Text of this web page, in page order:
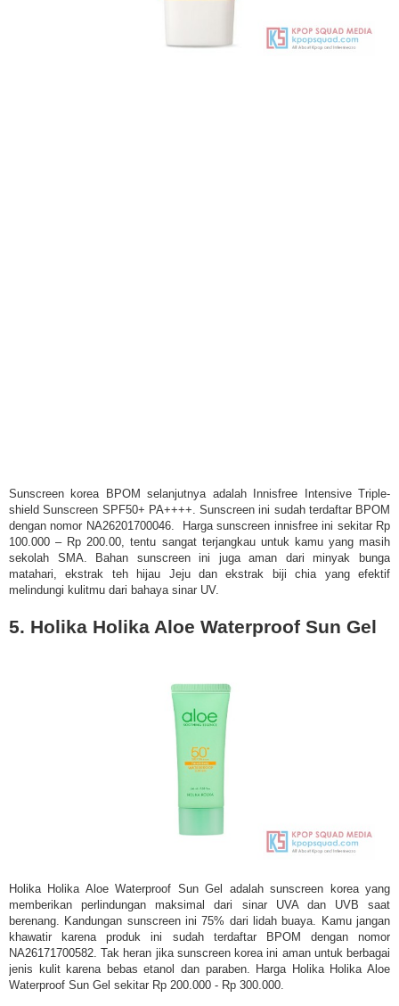
Sunscreen korea BPOM selanjutnya adalah Innisfree Intensive Triple-
shield Sunscreen SPF50+ PA++++. Sunscreen ini sudah terdaftar BPOM
dengan nomor NA26201700046. Harga sunscreen innisfree ini sekitar Rp
100.000 – Rp 200.00, tentu sangat terjangkau untuk kamu yang masih
sekolah SMA. Bahan sunscreen ini juga aman dari minyak bunga
matahari, ekstrak teh hijau Jeju dan ekstrak biji chia yang efektif
melindungi kulitmu dari bahaya sinar UV.
5. Holika Holika Aloe Waterproof Sun Gel
Holika Holika Aloe Waterproof Sun Gel adalah sunscreen korea yang
memberikan perlindungan maksimal dari sinar UVA dan UVB saat
berenang. Kandungan sunscreen ini 75% dari lidah buaya. Kamu jangan
khawatir karena produk ini sudah terdaftar BPOM dengan nomor
NA26171700582. Tak heran jika sunscreen korea ini aman untuk berbagai
jenis kulit karena bebas etanol dan paraben. Harga Holika Holika Aloe
Waterproof Sun Gel sekitar Rp 200.000 - Rp 300.000.